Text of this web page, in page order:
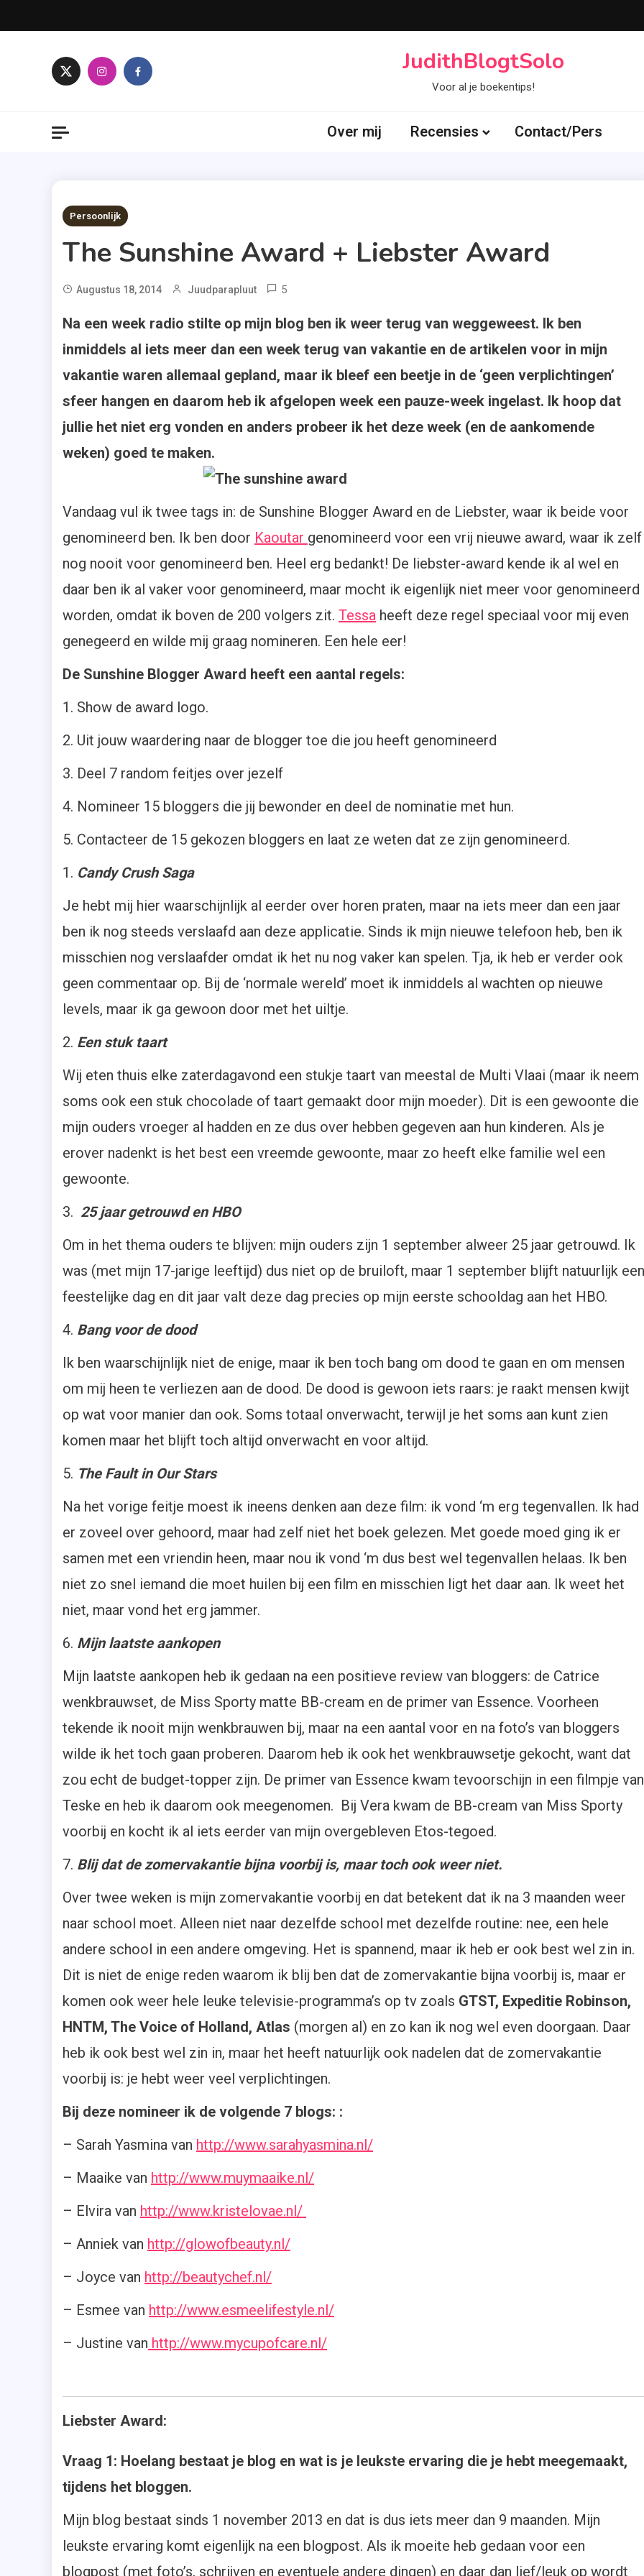
to
JudithBlogtSolo
Voor al je boekentips!
Over mij Recensies Contact/Pers
10 MINS READ
Persoonlijk
The Sunshine Award + Liebster Award
Augustus 18, 2014 Juudparapluut 5
Na een week radio stilte op mijn blog ben ik weer terug van weggeweest. Ik ben
inmiddels al iets meer dan een week terug van vakantie en de artikelen voor in mijn
vakantie waren allemaal gepland, maar ik bleef een beetje in de ‘geen verplichtingen’
sfeer hangen en daarom heb ik afgelopen week een pauze-week ingelast. Ik hoop dat
jullie het niet erg vonden en anders probeer ik het deze week (en de aankomende
weken) goed te maken.
Vandaag vul ik twee tags in: de Sunshine Blogger Award en de Liebster, waar ik beide voor
genomineerd ben. Ik ben door Kaoutar genomineerd voor een vrij nieuwe award, waar ik zelf
nog nooit voor genomineerd ben. Heel erg bedankt! De liebster-award kende ik al wel en
daar ben ik al vaker voor genomineerd, maar mocht ik eigenlijk niet meer voor genomineerd
worden, omdat ik boven de 200 volgers zit. Tessa heeft deze regel speciaal voor mij even
genegeerd en wilde mij graag nomineren. Een hele eer!
De Sunshine Blogger Award heeft een aantal regels:
1. Show de award logo.
2. Uit jouw waardering naar de blogger toe die jou heeft genomineerd
3. Deel 7 random feitjes over jezelf
4. Nomineer 15 bloggers die jij bewonder en deel de nominatie met hun.
5. Contacteer de 15 gekozen bloggers en laat ze weten dat ze zijn genomineerd.
1. Candy Crush Saga
Je hebt mij hier waarschijnlijk al eerder over horen praten, maar na iets meer dan een jaar
ben ik nog steeds verslaafd aan deze applicatie. Sinds ik mijn nieuwe telefoon heb, ben ik
misschien nog verslaafder omdat ik het nu nog vaker kan spelen. Tja, ik heb er verder ook
geen commentaar op. Bij de ‘normale wereld’ moet ik inmiddels al wachten op nieuwe
levels, maar ik ga gewoon door met het uiltje.
2. Een stuk taart
Wij eten thuis elke zaterdagavond een stukje taart van meestal de Multi Vlaai (maar ik neem
soms ook een stuk chocolade of taart gemaakt door mijn moeder). Dit is een gewoonte die
mijn ouders vroeger al hadden en ze dus over hebben gegeven aan hun kinderen. Als je
erover nadenkt is het best een vreemde gewoonte, maar zo heeft elke familie wel een
gewoonte.
3. 25 jaar getrouwd en HBO
Om in het thema ouders te blijven: mijn ouders zijn 1 september alweer 25 jaar getrouwd. Ik
was (met mijn 17-jarige leeftijd) dus niet op de bruiloft, maar 1 september blijft natuurlijk een
feestelijke dag en dit jaar valt deze dag precies op mijn eerste schooldag aan het HBO.
4. Bang voor de dood
Ik ben waarschijnlijk niet de enige, maar ik ben toch bang om dood te gaan en om mensen
om mij heen te verliezen aan de dood. De dood is gewoon iets raars: je raakt mensen kwijt
op wat voor manier dan ook. Soms totaal onverwacht, terwijl je het soms aan kunt zien
komen maar het blijft toch altijd onverwacht en voor altijd.
5. The Fault in Our Stars
Na het vorige feitje moest ik ineens denken aan deze film: ik vond ‘m erg tegenvallen. Ik had
er zoveel over gehoord, maar had zelf niet het boek gelezen. Met goede moed ging ik er
samen met een vriendin heen, maar nou ik vond ‘m dus best wel tegenvallen helaas. Ik ben
niet zo snel iemand die moet huilen bij een film en misschien ligt het daar aan. Ik weet het
niet, maar vond het erg jammer.
6. Mijn laatste aankopen
Mijn laatste aankopen heb ik gedaan na een positieve review van bloggers: de Catrice
wenkbrauwset, de Miss Sporty matte BB-cream en de primer van Essence. Voorheen
tekende ik nooit mijn wenkbrauwen bij, maar na een aantal voor en na foto’s van bloggers
wilde ik het toch gaan proberen. Daarom heb ik ook het wenkbrauwsetje gekocht, want dat
zou echt de budget-topper zijn. De primer van Essence kwam tevoorschijn in een filmpje van
Teske en heb ik daarom ook meegenomen. Bij Vera kwam de BB-cream van Miss Sporty
voorbij en kocht ik al iets eerder van mijn overgebleven Etos-tegoed.
7. Blij dat de zomervakantie bijna voorbij is, maar toch ook weer niet.
Over twee weken is mijn zomervakantie voorbij en dat betekent dat ik na 3 maanden weer
naar school moet. Alleen niet naar dezelfde school met dezelfde routine: nee, een hele
andere school in een andere omgeving. Het is spannend, maar ik heb er ook best wel zin in.
Dit is niet de enige reden waarom ik blij ben dat de zomervakantie bijna voorbij is, maar er
komen ook weer hele leuke televisie-programma’s op tv zoals GTST, Expeditie Robinson,
HNTM, The Voice of Holland, Atlas (morgen al) en zo kan ik nog wel even doorgaan. Daar
heb ik ook best wel zin in, maar het heeft natuurlijk ook nadelen dat de zomervakantie
voorbij is: je hebt weer veel verplichtingen.
Bij deze nomineer ik de volgende 7 blogs: :
– Sarah Yasmina van http://www.sarahyasmina.nl/
– Maaike van http://www.muymaaike.nl/
– Elvira van http://www.kristelovae.nl/
– Anniek van http://glowofbeauty.nl/
– Joyce van http://beautychef.nl/
– Esmee van http://www.esmeelifestyle.nl/
– Justine van http://www.mycupofcare.nl/
Liebster Award:
Vraag 1: Hoelang bestaat je blog en wat is je leukste ervaring die je hebt meegemaakt,
tijdens het bloggen.
Mijn blog bestaat sinds 1 november 2013 en dat is dus iets meer dan 9 maanden. Mijn
leukste ervaring komt eigenlijk na een blogpost. Als ik moeite heb gedaan voor een
blogpost (met foto’s, schrijven en eventuele andere dingen) en daar dan lief/leuk op wordt